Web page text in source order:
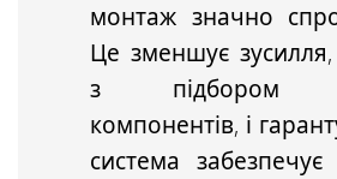
монтаж значно
Це зменшує зусилля,
з підбором
компонентів, і
система забезпечує